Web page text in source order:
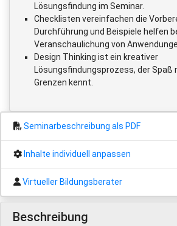
Lösungsfindung im Seminar.
Checklisten vereinfachen die
Durchführung und Beispiele helfen
Veranschaulichung von
Design Thinking ist ein kreativer
Lösungsfindungsprozess, der Spaß
Grenzen kennt.
Seminarbeschreibung als PDF
Inhalte individuell anpassen
Virtueller Bildungsberater
Beschreibung